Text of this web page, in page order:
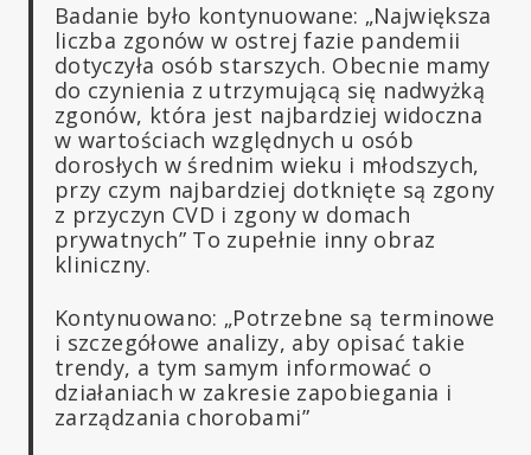
Badanie było kontynuowane: „Największa
liczba zgonów w ostrej fazie pandemii
dotyczyła osób starszych. Obecnie mamy
do czynienia z utrzymującą się nadwyżką
zgonów, która jest najbardziej widoczna
w wartościach względnych u osób
dorosłych w średnim wieku i młodszych,
przy czym najbardziej dotknięte są zgony
z przyczyn CVD i zgony w domach
prywatnych” To zupełnie inny obraz
kliniczny.
Kontynuowano: „Potrzebne są terminowe
i szczegółowe analizy, aby opisać takie
trendy, a tym samym informować o
działaniach w zakresie zapobiegania i
zarządzania chorobami”